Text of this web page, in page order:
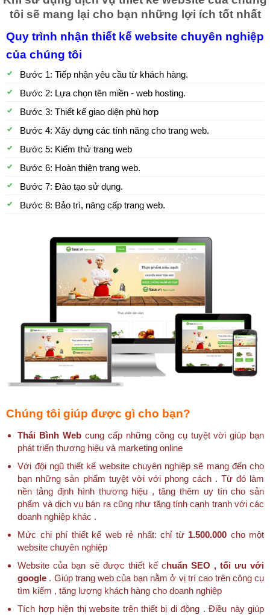
tôi sẽ mang lại cho bạn những lợi ích tốt nhất
Quy trình nhận thiết kế website chuyên nghiệp
của chúng tôi
Bước 1: Tiếp nhận yêu cầu từ khách hàng.
Bước 2: Lựa chọn tên miền - web hosting.
Bước 3: Thiết kế giao diện phù hợp
Bước 4: Xây dựng các tính năng cho trang web.
Bước 5: Kiểm thử trang web
Bước 6: Hoàn thiện trang web.
Bước 7: Đào tạo sử dụng.
Bước 8: Bảo trì, nâng cấp trang web.
Chúng tôi giúp được gì cho bạn?
Thái Bình Web cung cấp những công cụ tuyệt vời giúp bạn
phát triển thương hiệu và marketing online
Với đội ngũ thiết kế website chuyên nghiệp sẽ mang đến cho
bạn những sản phẩm tuyệt vời với phong cách . Từ đó làm
nền tảng định hình thương hiệu , tăng thêm uy tín cho sản
phẩm và dịch vụ bán ra cũng như tăng tính cạnh tranh với các
doanh nghiệp khác .
Mức chi phí thiết kế web rẻ nhất: chỉ từ 1.500.000 cho một
website chuyên nghiệp
Website của bạn sẽ được thiết kế chuẩn SEO , tối ưu với
google . Giúp trang web của bạn nằm ở vị trí cao trên công cụ
tìm kiếm , tăng lượng khách hàng cho doanh nghiệp
Tích hợp hiện thị website trên thiết bị di động . Điều này giúp